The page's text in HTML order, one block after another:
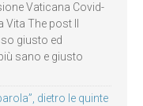
Vaticana Covid-
The post Il
giusto ed
sano e giusto
dietro le quinte